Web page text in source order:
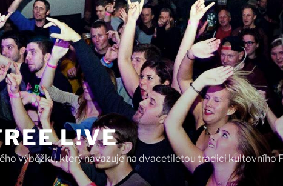
L!VE
výběžku, který navazuje na dvacetiletou tradici kultovního